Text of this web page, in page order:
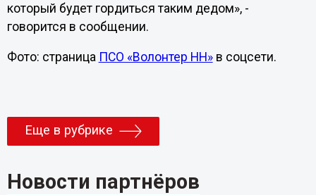
который будет гордиться таким дедом», -
говорится в сообщении.
Фото: страница ПСО «Волонтер НН»в соцсети.
Еще в рубрике
Новости партнёров